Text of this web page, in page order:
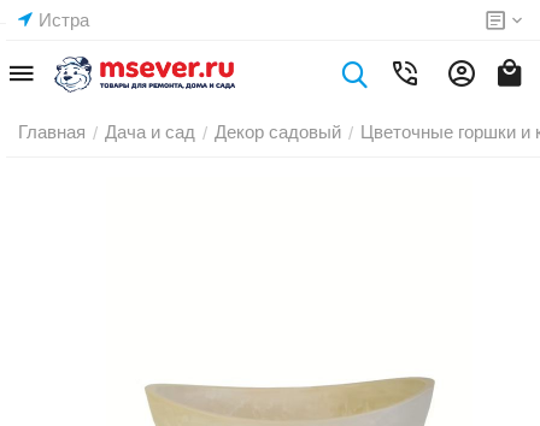
Истра
Главная / Дача и сад / Декор садовый / Цветочные горшки и